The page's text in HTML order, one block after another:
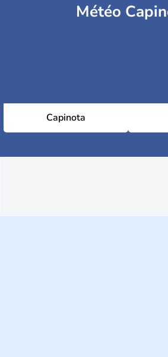
Météo
Capinota